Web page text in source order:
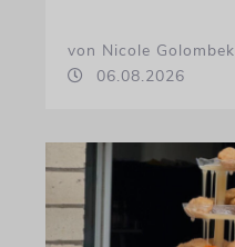
von Nicole Golombek
06.08.2026